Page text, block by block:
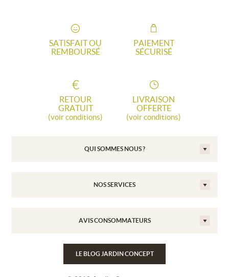
SATISFAIT OU
REMBOURSÉ
PAIEMENT
SÉCURISÉ
RETOUR
GRATUIT
(voir conditions)
LIVRAISON
OFFERTE
(voir conditions)
QUI SOMMES NOUS ?
NOS SERVICES
AVIS CONSOMMATEURS
LE BLOG JARDIN CONCEPT